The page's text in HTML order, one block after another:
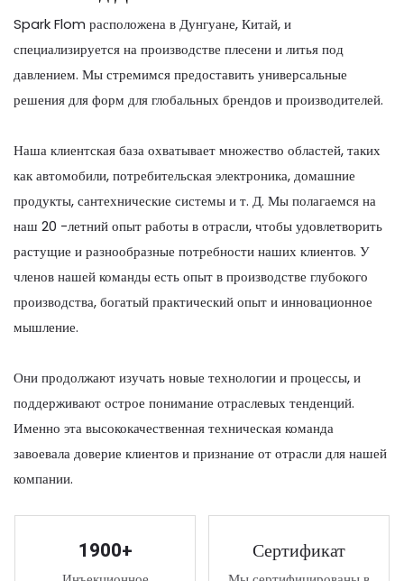
Spark Flom расположена в Дунгуане, Китай, и
специализируется на производстве плесени и литья под
давлением. Мы стремимся предоставить универсальные
решения для форм для глобальных брендов и производителей.
Наша клиентская база охватывает множество областей, таких
как автомобили, потребительская электроника, домашние
продукты, сантехнические системы и т. Д. Мы полагаемся на
наш 20 -летний опыт работы в отрасли, чтобы удовлетворить
растущие и разнообразные потребности наших клиентов. У
членов нашей команды есть опыт в производстве глубокого
производства, богатый практический опыт и инновационное
мышление.
Они продолжают изучать новые технологии и процессы, и
поддерживают острое понимание отраслевых тенденций.
Именно эта высококачественная техническая команда
завоевала доверие клиентов и признание от отрасли для нашей
компании.
1900+ Сертификат